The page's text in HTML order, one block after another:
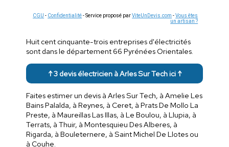
CGU - Confidentialité- Service proposé parViteUnDevis.com -Vous êtes
un artisan ?
Huit cent cinquante-trois entreprises d'électricités
sont dans le département 66 Pyrénées Orientales.
↑ 3 devis électricien à Arles Sur Tech ici ↑
Faites estimer un devis à Arles Sur Tech, à Amelie Les
Bains Palalda, à Reynes, à Ceret, à Prats De Mollo La
Preste, à Maureillas Las Illas, à Le Boulou, à Llupia, à
Terrats, à Thuir, à Montesquieu Des Alberes, à
Rigarda, à Bouleternere, à Saint Michel De Llotes ou
à Couhe.